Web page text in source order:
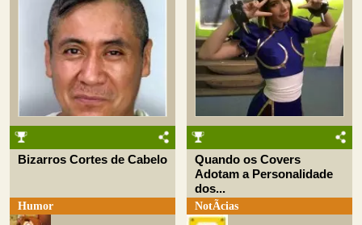
Bizarros Cortes de Cabelo
Humor
Quando os Covers
Adotam a Personalidade
dos...
NotÃ­cias